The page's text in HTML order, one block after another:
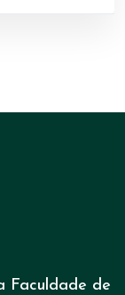
Faculdade de